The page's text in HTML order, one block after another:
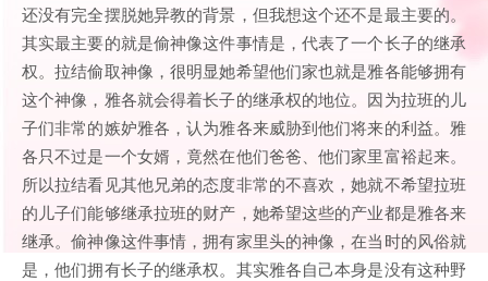
还没有完全摆脱她异教的背景，但我想这个还不是最主要的。
其实最主要的就是偷神像这件事情是，代表了一个长子的继承
权。拉结偷取神像，很明显她希望他们家也就是雅各能够拥有
这个神像，雅各就会得着长子的继承权的地位。因为拉班的儿
子们非常的嫉妒雅各，认为雅各来威胁到他们将来的利益。雅
各只不过是一个女婿，竟然在他们爸爸、他们家里富裕起来。
所以拉结看见其他兄弟的态度非常的不喜欢，她就不希望拉班
的儿子们能够继承拉班的财产，她希望这些的产业都是雅各来
继承。偷神像这件事情，拥有家里头的神像，在当时的风俗就
是，他们拥有长子的继承权。其实雅各自己本身是没有这种野